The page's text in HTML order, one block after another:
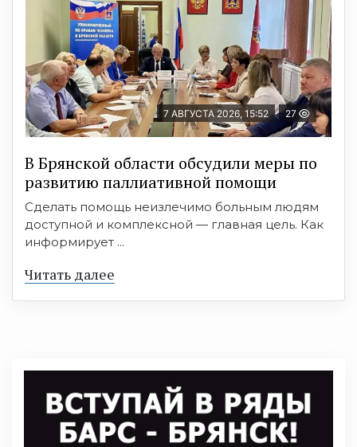
7 АВГУСТА 2026, 15:52 27
В Брянской области обсудили меры по
развитию паллиативной помощи
Сделать помощь неизлечимо больным людям
доступной и комплексной — главная цель. Как
информирует ...
Читать далее